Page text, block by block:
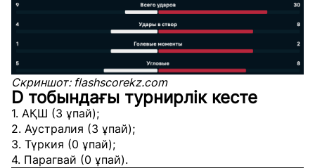
Скриншот: flashscorekz.com
D тобындағы турнирлік кесте
1. АҚШ (3 ұпай);
2. Аустралия (3 ұпай);
3. Түркия (0 ұпай);
4. Парагвай (0 ұпай).